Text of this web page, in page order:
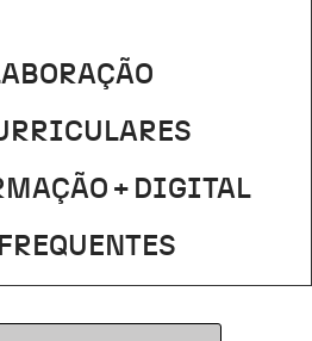
+ DIGITAL